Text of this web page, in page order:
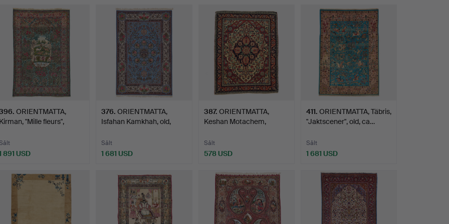
. ORIENTMATTA,
"Mille fleurs",
891 USD
376. ORIENTMATTA,
Isfahan Kamkhah, old,
Sålt
1 681 USD
387. ORIENTMATTA,
Keshan Motachem,
Sålt
578 USD
411. ORIENTMATTA, Täbris,
"Jaktscener", old, ca…
Sålt
1 681 USD